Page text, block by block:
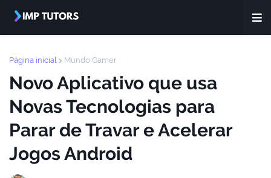
Página inicial Mundo Gamer
Novo Aplicativo que usa
Novas Tecnologias para
Parar de Travar e Acelerar
Jogos Android